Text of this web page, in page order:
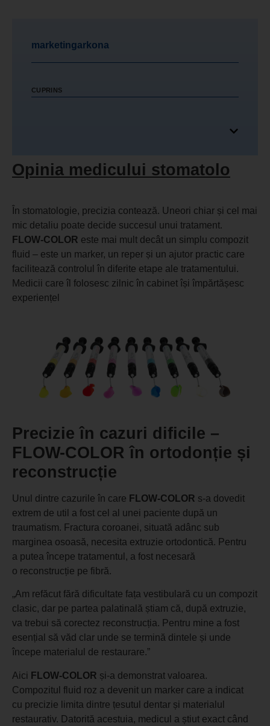
marketingarkona
CUPRINS
Opinia medicului stomatolo
În stomatologie, precizia contează. Uneori chiar și cel mai
mic detaliu poate decide succesul unui tratament.
FLOW-COLOR este mai mult decât un simplu compozit
fluid – este un marker, un reper și un ajutor practic care
facilitează controlul în diferite etape ale tratamentului.
Medicii care îl folosesc zilnic în cabinet își împărtășesc
experiențel
Precizie în cazuri dificile –
FLOW-COLOR în ortodonție și
reconstrucție
Unul dintre cazurile în care FLOW-COLOR s-a dovedit
extrem de util a fost cel al unei paciente după un
traumatism. Fractura coroanei, situată adânc sub
marginea osoasă, necesita extruzie ortodontică. Pentru
a putea începe tratamentul, a fost necesară
o reconstrucție pe fibră.
„Am refăcut fără dificultate fața vestibulară cu un compozit
clasic, dar pe partea palatinală știam că, după extruzie,
va trebui să corectez reconstrucția. Pentru mine a fost
esențial să văd clar unde se termină dintele și unde
începe materialul de restaurare.”
Aici FLOW-COLOR și-a demonstrat valoarea.
Compozitul fluid roz a devenit un marker care a indicat
cu precizie limita dintre țesutul dentar și materialul
restaurativ. Datorită acestuia, medicul a știut exact când